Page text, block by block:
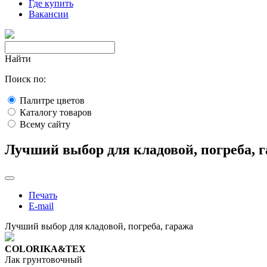
Где купить
Вакансии
Найти
Поиск по:
Палитре цветов
Каталогу товаров
Всему сайту
Лучший выбор для кладовой, погреба,
Печать
E-mail
Лучший выбор для кладовой, погреба, гаража
COLORIKA&TEX
Лак грунтовочный